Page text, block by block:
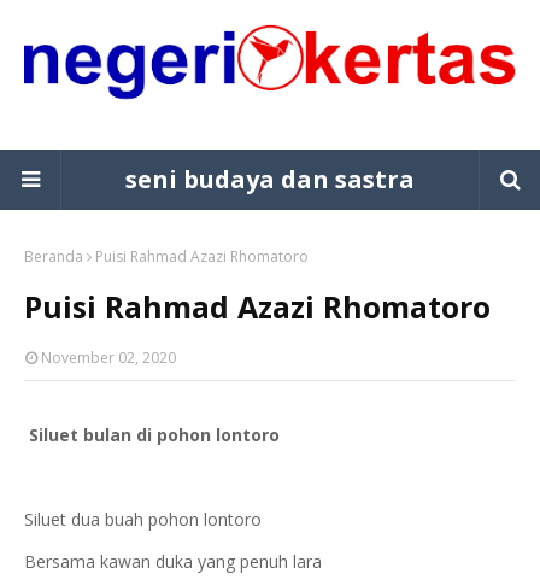
seni budaya dan sastra
Beranda Puisi Rahmad Azazi Rhomatoro
Puisi Rahmad Azazi Rhomatoro
November 02, 2020
Siluet bulan di pohon lontoro
Siluet dua buah pohon lontoro
Bersama kawan duka yang penuh lara